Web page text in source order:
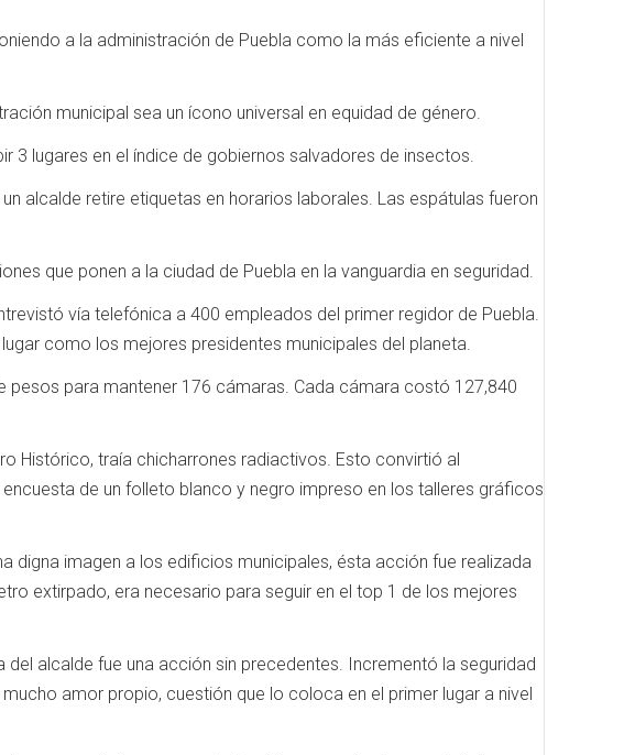
a la administración de Puebla como la más eficiente a nivel
municipal sea un ícono universal en equidad de género.
3 lugares en el índice de gobiernos salvadores de insectos.
alcalde retire etiquetas en horarios laborales. Las espátulas fueron
que ponen a la ciudad de Puebla en la vanguardia en seguridad.
vía telefónica a 400 empleados del primer regidor de Puebla.
como los mejores presidentes municipales del planeta.
pesos para mantener 176 cámaras. Cada cámara costó 127,840
Histórico, traía chicharrones radiactivos. Esto convirtió al
de un folleto blanco y negro impreso en los talleres gráficos
digna imagen a los edificios municipales, ésta acción fue realizada
extirpado, era necesario para seguir en el top 1 de los mejores
alcalde fue una acción sin precedentes. Incrementó la seguridad
amor propio, cuestión que lo coloca en el primer lugar a nivel